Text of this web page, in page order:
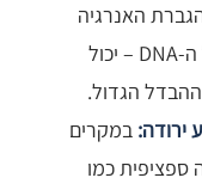
האנרגיה
לתנועה או הגנה טובה יותר על ה-DNA – יכול
הגדול.
ירודה: במקרים
כמו